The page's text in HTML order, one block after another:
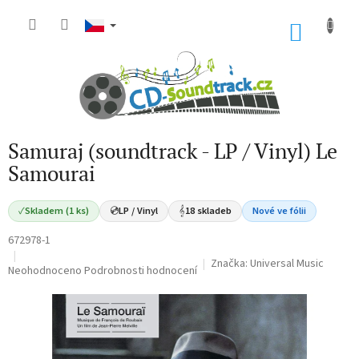
Samuraj (soundtrack - LP / Vinyl) Le
Samourai
✓Skladem (1 ks) 💿LP / Vinyl 𝄞18 skladeb Nové ve fólii
672978-1
Průměrné
Neohodnoceno Podrobnosti hodnocení Značka: Universal Music